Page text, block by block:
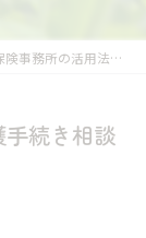
活用法と介護手続き相談で家族を支える実践ガイド
続き相談